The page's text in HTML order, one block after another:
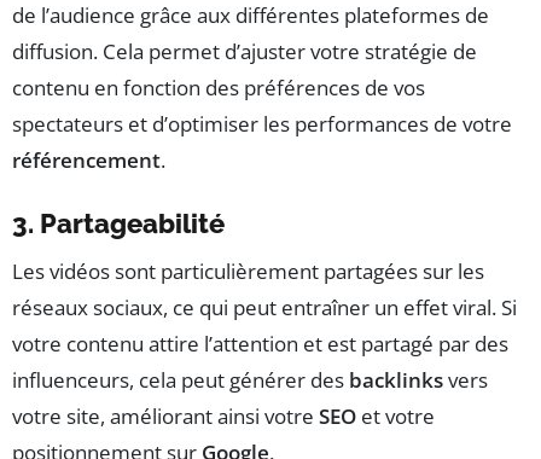
de l’audience grâce aux différentes plateformes de
diffusion. Cela permet d’ajuster votre stratégie de
contenu en fonction des préférences de vos
spectateurs et d’optimiser les performances de votre
référencement.
3. Partageabilité
Les vidéos sont particulièrement partagées sur les
réseaux sociaux, ce qui peut entraîner un effet viral. Si
votre contenu attire l’attention et est partagé par des
influenceurs, cela peut générer des backlinksvers
votre site, améliorant ainsi votre SEO et votre
positionnement sur Google.